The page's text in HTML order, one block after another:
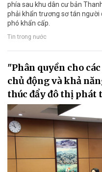
phía sau khu dân cư bản
phải khẩn trương sơ tán người
phó khẩn cấp.
Tin trong nước
"Phân quyền cho
chủ động và khả
thúc đẩy đô thị phát